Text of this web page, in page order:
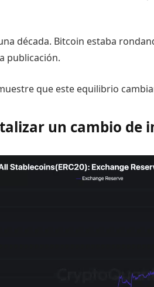
década. Bitcoin estaba
publicación.
que este equilibrio
un cambio de